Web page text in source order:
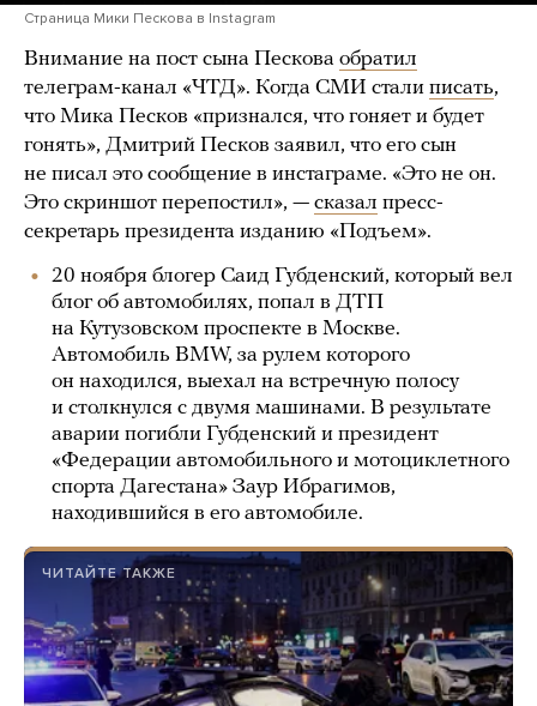
Страница Мики Пескова в Instagram
Внимание на пост сына Пескова обратил
телеграм-канал «ЧТД». Когда СМИ стали писать,
что Мика Песков «признался, что гоняет и будет
гонять», Дмитрий Песков заявил, что его сын
не писал это сообщение в инстаграме. «Это не он.
Это скриншот перепостил», — сказал пресс-
секретарь президента изданию «Подъем».
20 ноября блогер Саид Губденский, который вел
блог об автомобилях, попал в ДТП
на Кутузовском проспекте в Москве.
Автомобиль BMW, за рулем которого
он находился, выехал на встречную полосу
и столкнулся с двумя машинами. В результате
аварии погибли Губденский и президент
«Федерации автомобильного и мотоциклетного
спорта Дагестана» Заур Ибрагимов,
находившийся в его автомобиле.
ЧИТАЙТЕ ТАКЖЕ